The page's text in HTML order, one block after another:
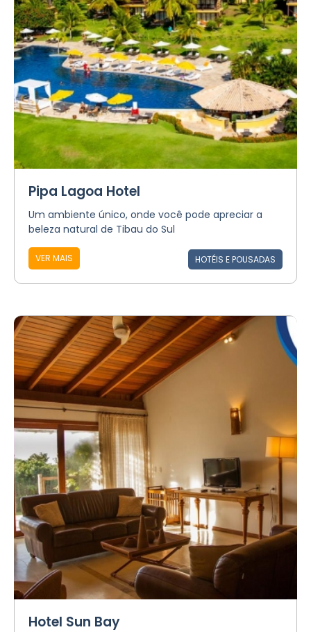
Pipa Lagoa Hotel
Um ambiente único, onde você pode apreciar a
beleza natural de Tibau do Sul
VER MAIS HOTÉIS E POUSADAS
Hotel Sun Bay